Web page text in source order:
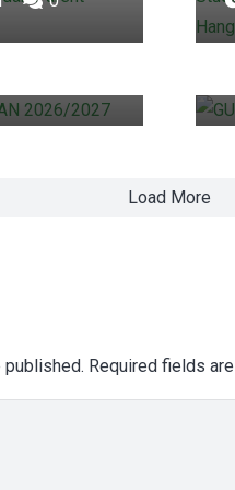
TP.
Load More
Required fields